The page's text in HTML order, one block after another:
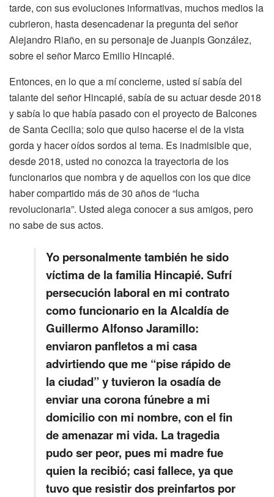
tarde, con sus evoluciones informativas, muchos medios la
cubrieron, hasta desencadenar la pregunta del señor
Alejandro Riaño, en su personaje de Juanpis González,
sobre el señor Marco Emilio Hincapié.
Entonces, en lo que a mí concierne, usted sí sabía del
talante del señor Hincapié, sabía de su actuar desde 2018
y sabía lo que había pasado con el proyecto de Balcones
de Santa Cecilia; solo que quiso hacerse el de la vista
gorda y hacer oídos sordos al tema. Es inadmisible que,
desde 2018, usted no conozca la trayectoria de los
funcionarios que nombra y de aquellos con los que dice
haber compartido más de 30 años de “lucha
revolucionaria”. Usted alega conocer a sus amigos, pero
no sabe de sus actos.
Yo personalmente también he sido
víctima de la familia Hincapié. Sufrí
persecución laboral en mi contrato
como funcionario en la Alcaldía de
Guillermo Alfonso Jaramillo:
enviaron panfletos a mi casa
advirtiendo que me “pise rápido de
la ciudad” y tuvieron la osadía de
enviar una corona fúnebre a mi
domicilio con mi nombre, con el fin
de amenazar mi vida. La tragedia
pudo ser peor, pues mi madre fue
quien la recibió; casi fallece, ya que
tuvo que resistir dos preinfartos por